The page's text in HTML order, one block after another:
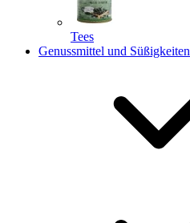
Tees
Genussmittel und Süßigkeiten